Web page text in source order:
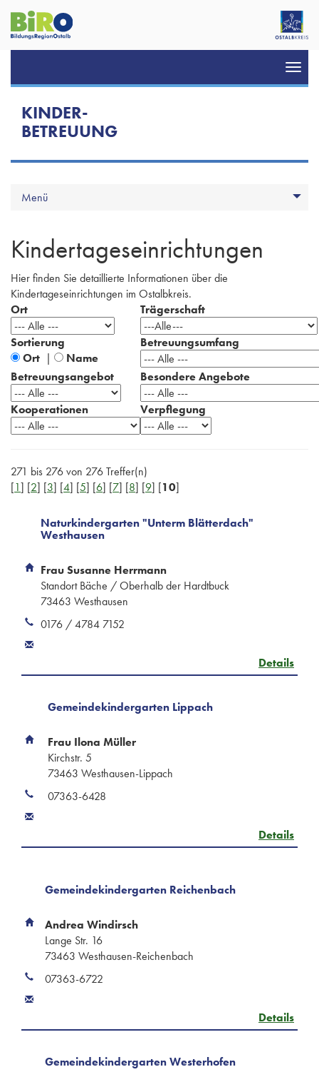
KINDER-
BETREUUNG
Menü
Kindertageseinrichtungen
Hier finden Sie detaillierte Informationen über die
Kindertageseinrichtungen im Ostalbkreis.
Ort
Trägerschaft
Sortierung
Ort | Name
Betreuungsumfang
Betreuungsangebot Besondere Angebote
Kooperationen Verpflegung
271 bis 276 von 276 Treffer(n)
[1] [2] [3] [4] [5] [6] [7] [8] [9] [10]
Naturkindergarten "Unterm Blätterdach"
Westhausen
Frau Susanne Herrmann
Standort Bäche / Oberhalb der Hardtbuck
73463 Westhausen
0176 / 4784 7152
Details
Gemeindekindergarten Lippach
Frau Ilona Müller
Kirchstr. 5
73463 Westhausen-Lippach
07363-6428
Details
Gemeindekindergarten Reichenbach
Andrea Windirsch
Lange Str. 16
73463 Westhausen-Reichenbach
07363-6722
Details
Gemeindekindergarten Westerhofen